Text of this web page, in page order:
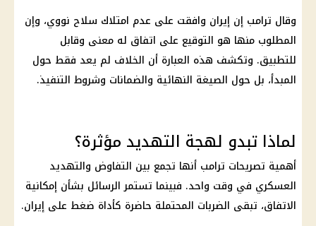
وقال ترامب إن إيران وافقت على عدم امتلاك سلاح نووي، وإن
المطلوب منها هو التوقيع على اتفاق له معنى وقابل
للتطبيق. وتكشف هذه العبارة أن الخلاف لم يعد فقط حول
المبدأ، بل حول الصيغة النهائية والضمانات وشروط التنفيذ.
لماذا تبدو لهجة التهديد مؤثرة؟
أهمية تصريحات ترامب أنها تجمع بين التفاوض والتهديد
العسكري في وقت واحد. فبينما تستمر الرسائل بشأن إمكانية
الاتفاق، تبقى الضربات المحتملة حاضرة كأداة ضغط على إيران.